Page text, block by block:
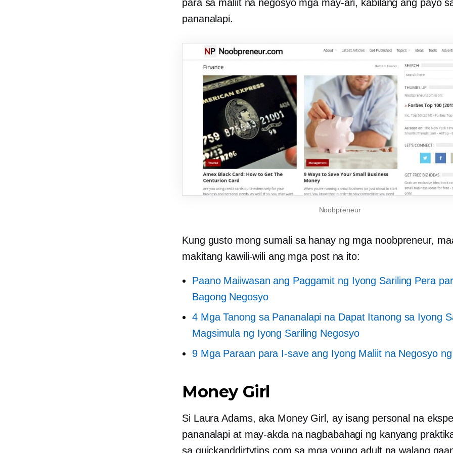
para sa maliit na negosyomga may-ari, kabilang ang payo
pananalapi.
Noobpreneur
Kung gusto mong sumali sa hanay ng mga noobpreneur,
makitang kawili-wili ang mga post na ito:
Paano Maiiwasan ang Paggamit ng Iyong Sariling Pera
Bagong Negosyo
4 Mga Tanong sa Pananalapi na Dapat Itanong sa Iyong
Magsimula ng Iyong Sariling Negosyo
9 Mga Paraan para I-save ang Iyong Maliit na Negosyo
Money Girl
Si Laura Adams, aka Money Girl, ay isang personal na
pananalapi at may-akda na nagbabahagi ng kanyang
sa quickanddirtytips.com sa mga young adult na walang